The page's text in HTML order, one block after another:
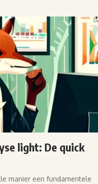
light: De quick
manier een fundamentele